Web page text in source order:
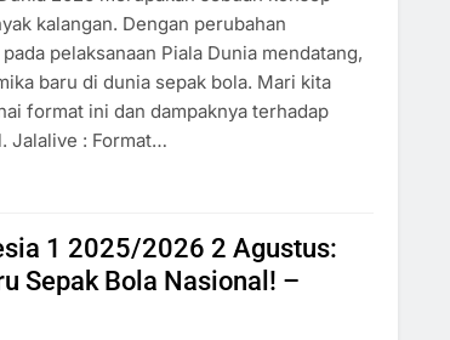
kalangan. Dengan perubahan
pelaksanaan Piala Dunia mendatang,
baru di dunia sepak bola. Mari kita
format ini dan dampaknya terhadap
Jalalive : Format…
1 2025/2026 2 Agustus:
Sepak Bola Nasional! –